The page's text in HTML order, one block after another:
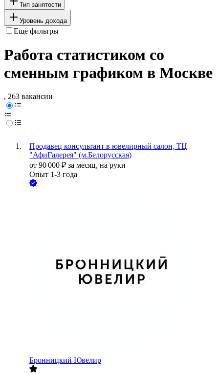
Тип занятости
Уровень дохода
Ещё фильтры
Работа статистиком со
сменным графиком в Москве
, 263 вакансии
Продавец консультант в ювелирный салон, ТЦ
"АфиГалерея" (м.Белорусская)
от 90 000 ₽ за месяц, на руки
Опыт 1-3 года
Бронницкий Ювелир